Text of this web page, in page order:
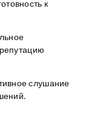
к
слушание